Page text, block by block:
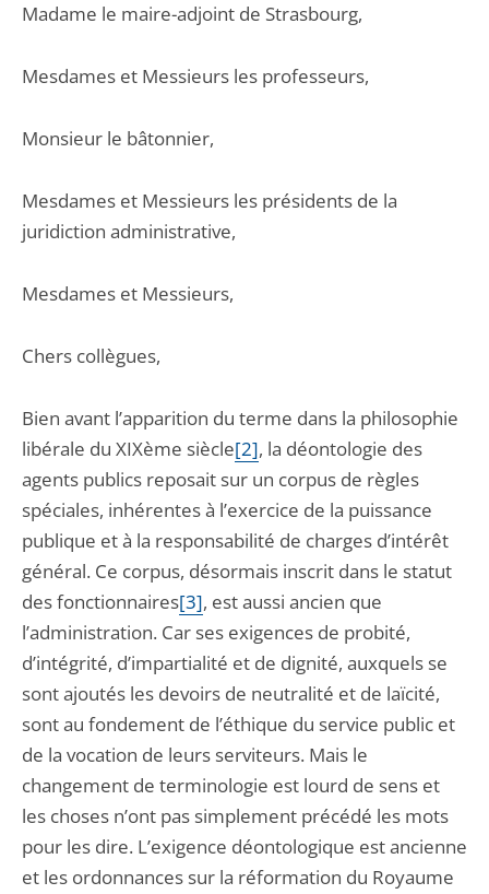
Madame le maire-adjoint de Strasbourg,
Mesdames et Messieurs les professeurs,
Monsieur le bâtonnier,
Mesdames et Messieurs les présidents de la
juridiction administrative,
Mesdames et Messieurs,
Chers collègues,
Bien avant l’apparition du terme dans la philosophie
libérale du XIXème siècle[2], la déontologie des
agents publics reposait sur un corpus de règles
spéciales, inhérentes à l’exercice de la puissance
publique et à la responsabilité de charges d’intérêt
général. Ce corpus, désormais inscrit dans le statut
des fonctionnaires[3], est aussi ancien que
l’administration. Car ses exigences de probité,
d’intégrité, d’impartialité et de dignité, auxquels se
sont ajoutés les devoirs de neutralité et de laïcité,
sont au fondement de l’éthique du service public et
de la vocation de leurs serviteurs. Mais le
changement de terminologie est lourd de sens et
les choses n’ont pas simplement précédé les mots
pour les dire. L’exigence déontologique est ancienne
et les ordonnances sur la réformation du Royaume